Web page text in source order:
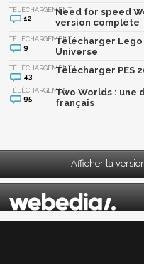
TÉLÉCHARGEMENT
12
Need for speed
version complète
TÉLÉCHARGEMENT
9
Télécharger Lego
Universe
TÉLÉCHARGEMENT
43
Télécharger PES
TÉLÉCHARGEMENT
95
Two Worlds : une
français
Afficher la